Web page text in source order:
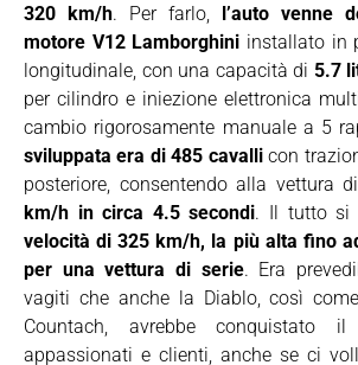
320 km/h. Per farlo, l’auto venne
motore V12 Lamborghini installato in
longitudinale, con una capacità di 5.7
per cilindro e iniezione elettronica
cambio rigorosamente manuale a 5
sviluppata era di 485 cavallicon
posteriore, consentendo alla vettura
km/h in circa 4.5 secondi. Il tutto si
velocità di 325 km/h, la più alta fino
per una vettura di serie. Era
vagiti che anche la Diablo, così
Countach, avrebbe conquistato
appassionati e clienti, anche se ci